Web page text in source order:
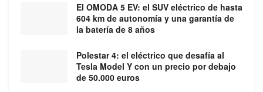
El OMODA 5 EV: el SUV eléctrico de hasta
604 km de autonomía y una garantía de
la batería de 8 años
Polestar 4: el eléctrico que desafía al
Tesla Model Y con un precio por debajo
de 50.000 euros